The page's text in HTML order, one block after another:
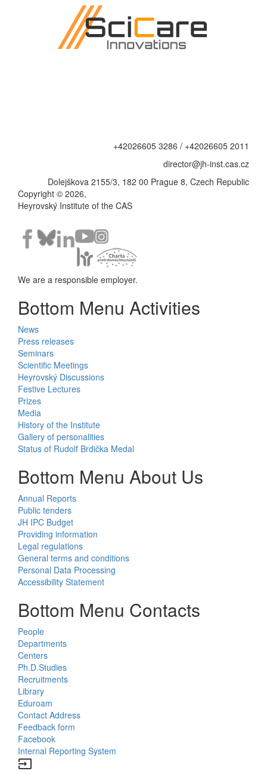
+42026605 3286 / +42026605 2011
director@jh-inst.cas.cz
Dolejškova 2155/3, 182 00 Prague 8, Czech Republic
Copyright © 2026,
Heyrovský Institute of the CAS
We are a responsible employer.
Bottom Menu Activities
News
Press releases
Seminars
Scientific Meetings
Heyrovský Discussions
Festive Lectures
Prizes
Media
History of the Institute
Gallery of personalities
Status of Rudolf Brdička Medal
Bottom Menu About Us
Annual Reports
Public tenders
JH IPC Budget
Providing information
Legal regulations
General terms and conditions
Personal Data Processing
Accessibility Statement
Bottom Menu Contacts
People
Departments
Centers
Ph.D.Studies
Recruitments
Library
Eduroam
Contact Address
Feedback form
Facebook
Internal Reporting System
input